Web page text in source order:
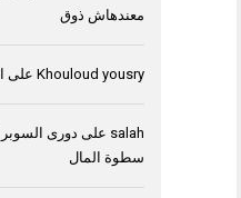
معندهاش ذوق
Khouloud yousry على
salah على دورى السوبر
سطوة المال